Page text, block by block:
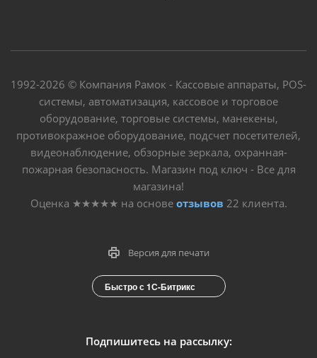
1992-2026 © Компания Рамок - Кассовые аппараты, POS-
системы, автоматизация, кассовое и торговое
оборудование, торговые системы, манекены,
противокражное оборудование, подсчет посетителей,
видеонаблюдение, обзорные зеркала, охранная-
пожарная безопасность. Магазин под ключ - Все для
магазина!
Оценка ★★★★★ на основе отзывов 22 клиента.
Версия для печати
Быстро с 1С-Битрикс
Подпишитесь на рассылку: